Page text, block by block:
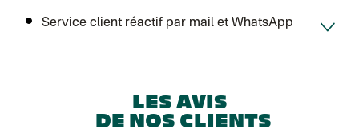
Service client réactif par mail et WhatsApp
LES AVIS
DE NOS CLIENTS